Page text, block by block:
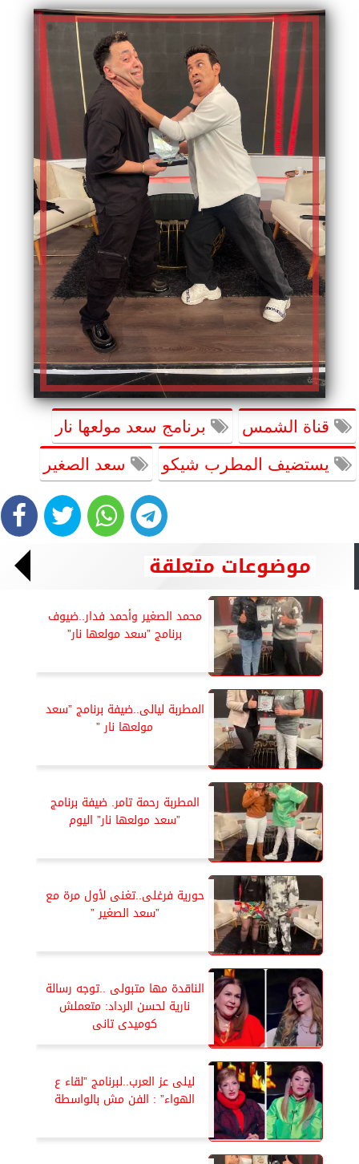
قناة الشمس برنامج سعد مولعها نار
يستضيف المطرب شيكو سعد الصغير
موضوعات متعلقة
محمد الصغير وأحمد فدار..ضيوف
برنامج ”سعد مولعها نار”
المطربة ليالى..ضيفة برنامج ”سعد
مولعها نار ”
المطربة رحمة تامر. ضيفة برنامج
”سعد مولعها نار” اليوم
حورية فرغلى..تغنى لأول مرة مع
”سعد الصغير ”
الناقدة مها متبولى ..توجه رسالة
نارية لحسن الرداد: متعملش
كوميدى تانى
ليلى عز العرب..لبرنامج ”لقاء ع
الهواء” : الفن مش بالواسطة